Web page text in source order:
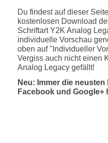
Du findest auf dieser
kostenlosen Download
Schriftart Y2K Analog
individuelle Vorschau
oben auf "Individueller
Vergiss auch nicht einen
Analog Legacy gefällt!
Neu: Immer die
Facebook und Google+